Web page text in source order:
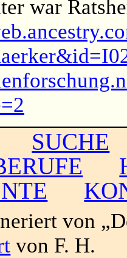
war
SUCHE
von
von F. H.